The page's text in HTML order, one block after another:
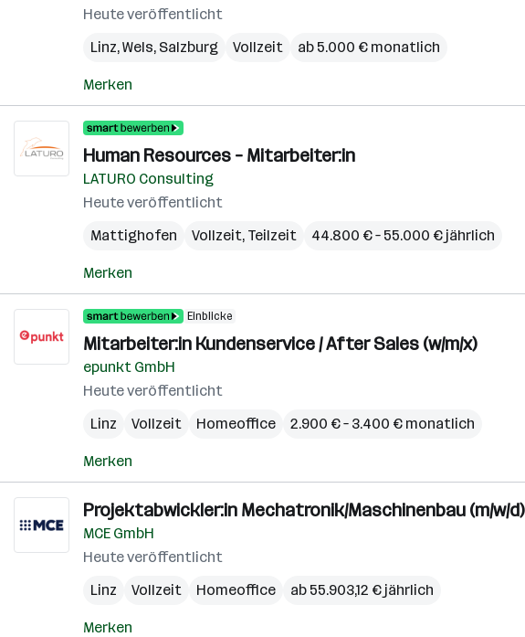
Heute veröffentlicht
Linz,Wels, Salzburg Vollzeit ab 5.000 € monatlich
Merken
Human Resources – Mitarbeiter:in
LATURO Consulting
Heute veröffentlicht
Mattighofen
Vollzeit, Teilzeit 44.800 € – 55.000 € jährlich
Merken
Einblicke
Mitarbeiter:in Kundenservice / After Sales (w/m/x)
epunkt GmbH
Heute veröffentlicht
Linz
Vollzeit Homeoffice 2.900 € – 3.400 € monatlich
Merken
Projektabwickler:in Mechatronik/Maschinenbau (m/w/d)
MCE GmbH
Heute veröffentlicht
Linz
Vollzeit Homeoffice ab 55.903,12 € jährlich
Merken